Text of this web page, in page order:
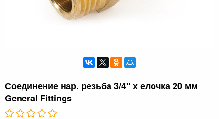
Соединение нар. резьба 3/4" х елочка 20 мм
General Fittings